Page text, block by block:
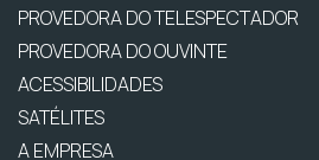
PROVEDORA DO TELESPECTADOR
PROVEDORA DO OUVINTE
ACESSIBILIDADES
SATÉLITES
A EMPRESA